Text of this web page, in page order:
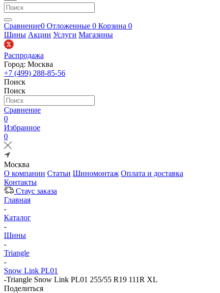
Сравнение0 Отложенные 0 Корзина 0
Шины Акции Услуги Магазины
Распродажа
Город: Москва
+7 (499) 288-85-56
Поиск
Поиск
Сравнение
0
Избранное
0
Москва
О компании Статьи Шиномонтаж Оплата и доставка
Контакты
Стаус заказа
Главная
-
Каталог
-
Шины
-
Triangle
-
Snow Link PL01
-Triangle Snow Link PL01 255/55 R19 111R XL
Поделиться